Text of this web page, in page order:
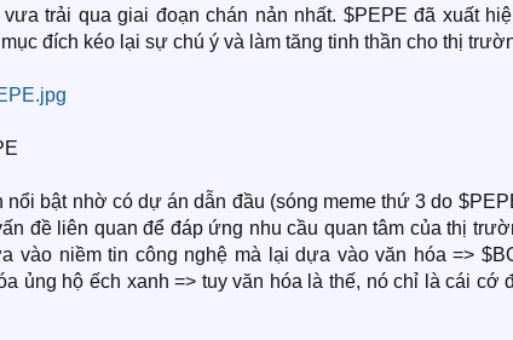
trải qua giai đoạn chán nản nhất. $PEPE đã xuất
đích kéo lại sự chú ý và làm tăng tinh thần cho thị
nổi bật nhờ có dự án dẫn đầu (sóng meme thứ 3 do
đề liên quan để đáp ứng nhu cầu quan tâm của thị
vào niềm tin công nghệ mà lại dựa vào văn hóa =>
ủng hộ ếch xanh => tuy văn hóa là thế, nó chỉ là cái